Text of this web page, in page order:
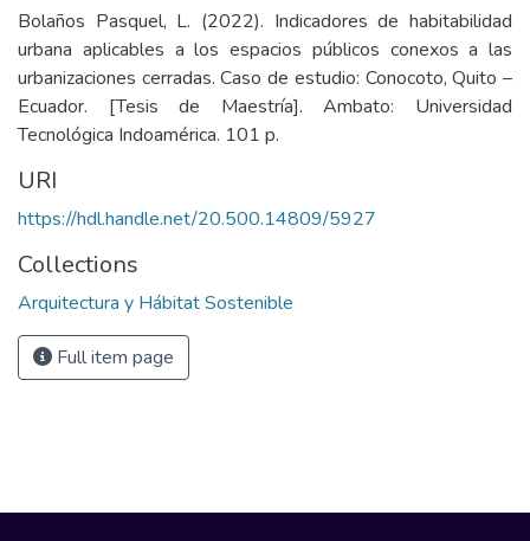
Bolaños Pasquel, L. (2022). Indicadores de habitabilidad
urbana aplicables a los espacios públicos conexos a las
urbanizaciones cerradas. Caso de estudio: Conocoto, Quito –
Ecuador. [Tesis de Maestría]. Ambato: Universidad
Tecnológica Indoamérica. 101 p.
URI
https://hdl.handle.net/20.500.14809/5927
Collections
Arquitectura y Hábitat Sostenible
Full item page